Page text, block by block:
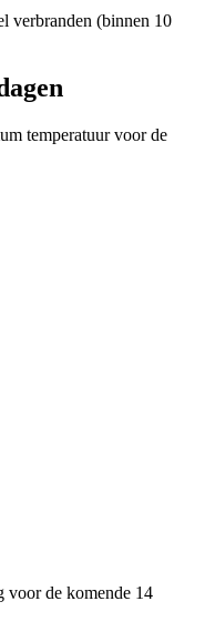
verbranden (binnen 10
temperatuur voor de
voor de komende 14